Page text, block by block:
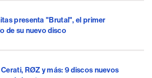
presenta "Brutal", el primer
de su nuevo disco
RØZ y más: 9 discos nuevos